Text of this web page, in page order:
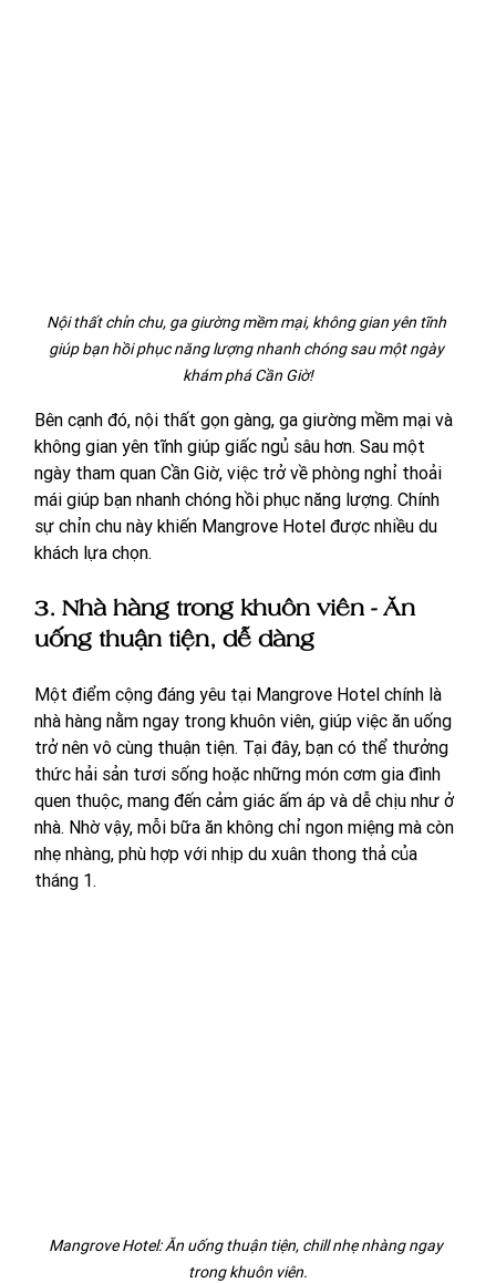
Nội thất chỉn chu, ga giường mềm mại, không gian yên tĩnh
giúp bạn hồi phục năng lượng nhanh chóng sau một ngày
khám phá Cần Giờ!
Bên cạnh đó, nội thất gọn gàng, ga giường mềm mại và
không gian yên tĩnh giúp giấc ngủ sâu hơn. Sau một
ngày tham quan Cần Giờ, việc trở về phòng nghỉ thoải
mái giúp bạn nhanh chóng hồi phục năng lượng. Chính
sự chỉn chu này khiến Mangrove Hotel được nhiều du
khách lựa chọn.
3. Nhà hàng trong khuôn viên - Ăn
uống thuận tiện, dễ dàng
Một điểm cộng đáng yêu tại Mangrove Hotel chính là
nhà hàng nằm ngay trong khuôn viên, giúp việc ăn uống
trở nên vô cùng thuận tiện. Tại đây, bạn có thể thưởng
thức hải sản tươi sống hoặc những món cơm gia đình
quen thuộc, mang đến cảm giác ấm áp và dễ chịu như ở
nhà. Nhờ vậy, mỗi bữa ăn không chỉ ngon miệng mà còn
nhẹ nhàng, phù hợp với nhịp du xuân thong thả của
tháng 1.
Mangrove Hotel: Ăn uống thuận tiện, chill nhẹ nhàng ngay
trong khuôn viên.